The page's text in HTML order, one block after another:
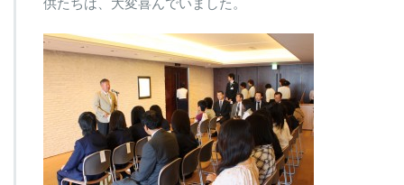
ん」
贈
呈
式
は
供たちは、大変喜んでいました。